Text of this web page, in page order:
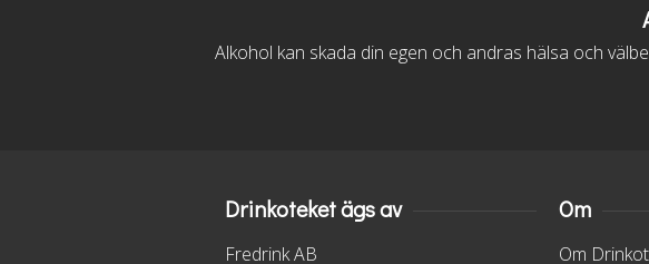
Alkohol kan skada din egen och andras hälsa och
Drinkoteket ägs av
Fredrink AB
Om
Om